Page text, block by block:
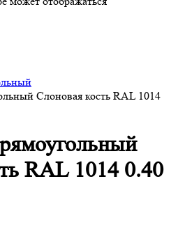
Слоновая кость RAL 1014
RAL 1014 0.40